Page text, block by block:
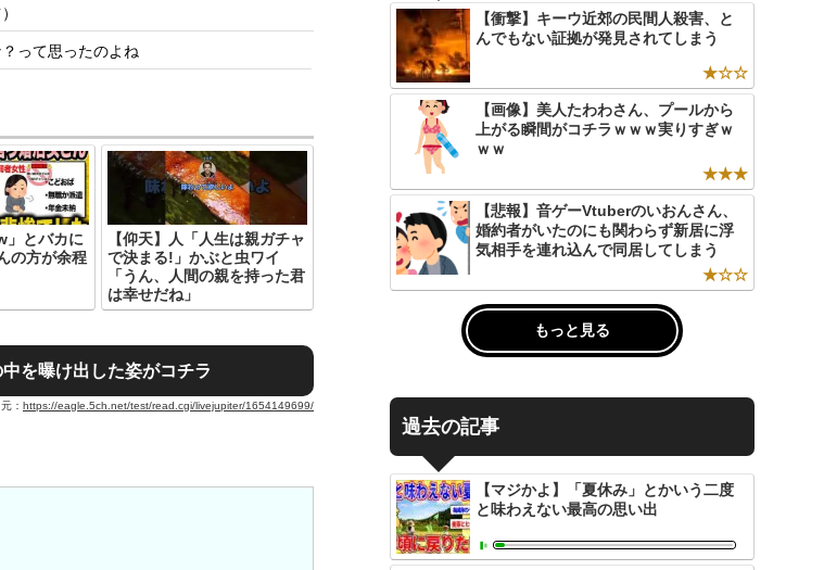
って思ったのよね
」とバカに
の方が余程
【仰天】人「人生は親ガチャ
で決まる!」かぶと虫ワイ
「うん、人間の親を持った君
は幸せだね」
を曝け出した姿がコチラ
： https://eagle.5ch.net/test/read.cgi/livejupiter/1654149699/
【衝撃】キーウ近郊の民間人殺害、と
んでもない証拠が発見されてしまう
★☆☆
【画像】美人たわわさん、プールから
上がる瞬間がコチラｗｗｗ実りすぎｗ
ｗｗ
★★★
【悲報】音ゲーVtuberのいおんさん、
婚約者がいたのにも関わらず新居に浮
気相手を連れ込んで同居してしまう
★☆☆
もっと見る
過去の記事
【マジかよ】「夏休み」とかいう二度
と味わえない最高の思い出